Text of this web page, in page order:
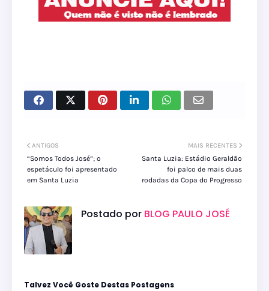
MAIS RECENTES
Santa Luzia: Estádio Geraldão
foi palco de mais duas
rodadas da Copa do Progresso
ANTIGOS
“Somos Todos José”; o
espetáculo foi apresentado
em Santa Luzia
Postado por BLOG PAULO JOSÉ
Talvez Você Goste Destas Postagens